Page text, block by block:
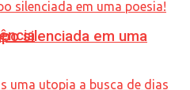
silenciada em uma